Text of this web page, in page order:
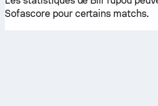
Sofascore pour certains matchs.